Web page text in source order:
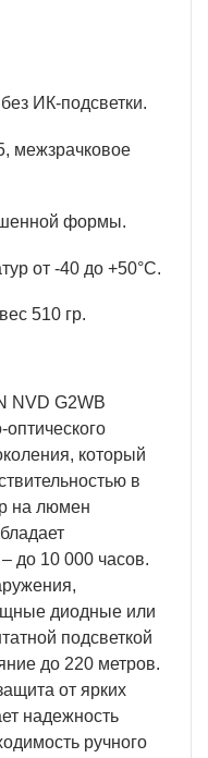
ИК-подсветки.
межзрачковое
формы.
от -40 до +50°C.
510 гр.
NVD G2WB
который
в
на люмен
до 10 000 часов.
диодные или
подсветкой
до 220 метров.
от ярких
надежность
ручного